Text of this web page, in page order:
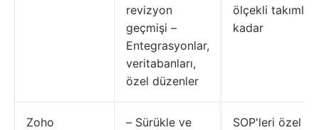
revizyon
geçmişi –
Entegrasyonlar,
veritabanları,
özel düzenler
ölçekli
kadar
Zoho
– Sürükle ve
SOP'leri özel